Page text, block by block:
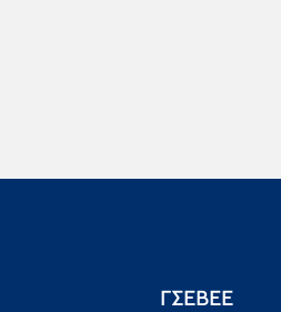
ΓΣΕΒΕΕ